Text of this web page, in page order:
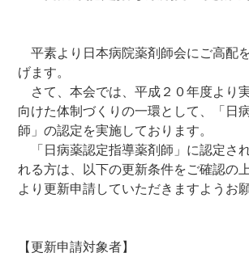
平素より日本病院薬剤師会にご高配
げます。
さて、本会では、平成２０年度より
向けた体制づくりの一環として、「日
師」の認定を実施しております。
「日病薬認定指導薬剤師」に認定さ
れる方は、以下の更新条件をご確認の
より更新申請していただきますようお
【更新申請対象者】